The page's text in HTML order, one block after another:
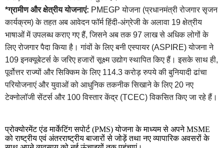
*ग्रामीण और क्षेत्रीय योजनाएं: PMEGP योजना (प्रधानमंत्री रोजगार सृजन
कार्यक्रम) के तहत अब आवेदन फॉर्म हिंदी-अंग्रेजी के अलावा 19 क्षेत्रीय
भाषाओं में उपलब्ध कराए गए हैं, जिसने अब तक 97 लाख से अधिक लोगों के
लिए रोजगार पैदा किया है। गांवों के लिए बनी एस्पायर (ASPIRE) योजना ने
109 इनक्यूबेटर्स के जरिए हजारों सूक्ष्म उद्योग स्थापित किए हैं। इसके साथ ही,
पूर्वोत्तर राज्यों और सिक्किम के लिए 114.3 करोड़ रुपये की बुनियादी ढांचा
परियोजनाएं और युवाओं को आधुनिक तकनीक सिखाने के लिए 20 नए
टेक्नोलॉजी सेंटर्स और 100 विस्तार केंद्र (TCEC) विकसित किए जा रहे हैं।
प्रोक्योरमेंट एंड मार्केटिंग सपोर्ट (PMS) योजना के माध्यम से अपने MSME
को राष्ट्रीय एवं अंतरराष्ट्रीय बाजारों से जोड़ें तथा नए व्यापारिक अवसरों के